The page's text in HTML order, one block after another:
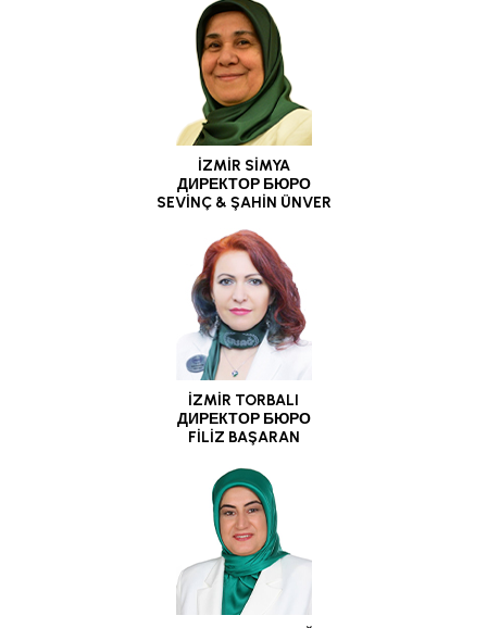
İZMİR SİMYA
ДИРЕКТОР БЮРО
SEVİNÇ & ŞAHİN ÜNVER
İZMİR TORBALI
ДИРЕКТОР БЮРО
FİLİZ BAŞARAN